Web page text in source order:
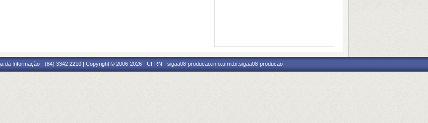
da Informação - (84) 3342 2210 | Copyright © 2006-2026 - UFRN - sigaa08-producao.info.ufrn.br.sigaa08-producao